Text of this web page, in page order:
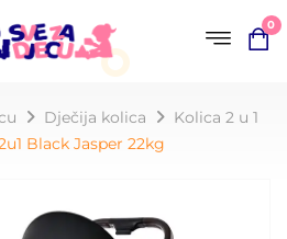
0
Dječija kolica
Kolica 2 u 1
Black Jasper 22kg